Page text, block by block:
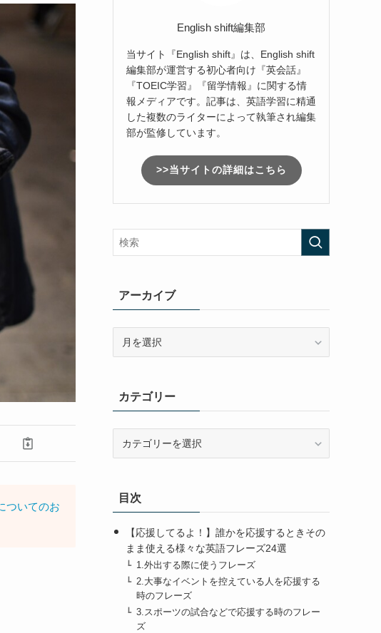
ついてのお
English shift編集部
当サイト『English shift』は、English shift
編集部が運営する初心者向け『英会話』
『TOEIC学習』『留学情報』に関する情
報メディアです。記事は、英語学習に精通
した複数のライターによって執筆され編集
部が監修しています。
>>当サイトの詳細はこちら
アーカイブ
ブカテゴリー
ー目次
【応援してるよ！】誰かを応援するときその
まま使える様々な英語フレーズ24選
1.外出する際に使うフレーズ
2.大事なイベントを控えている人を応援する
時のフレーズ
3.スポーツの試合などで応援する時のフレー
ズ